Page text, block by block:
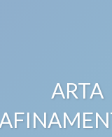
ARTA